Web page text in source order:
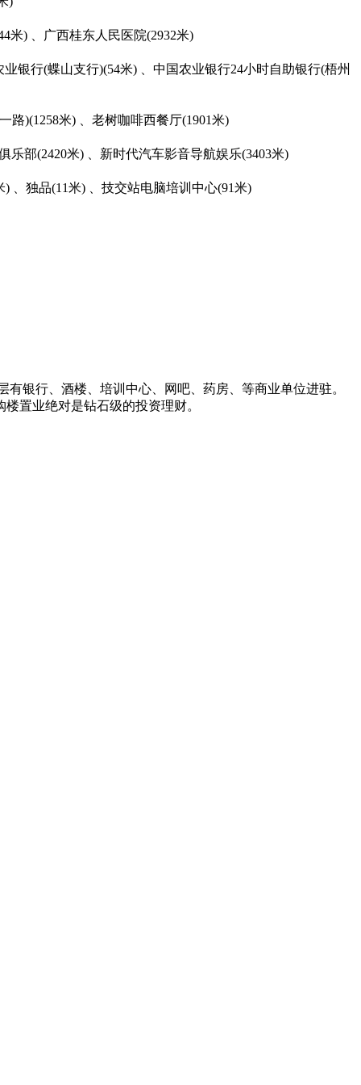
米) 、广西桂东人民医院(2932米)
银行(蝶山支行)(54米) 、中国农业银行24小时自助银行(梧州
路)(1258米) 、老树咖啡西餐厅(1901米)
乐部(2420米) 、新时代汽车影音导航娱乐(3403米)
、独品(11米) 、技交站电脑培训中心(91米)
银行、酒楼、培训中心、网吧、药房、等商业单位进驻。
置业绝对是钻石级的投资理财。